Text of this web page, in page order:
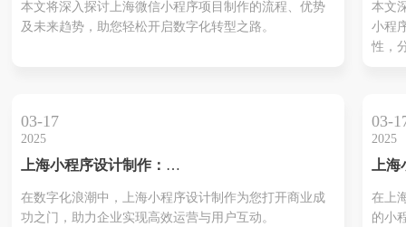
方案
本文将深入探讨上海微信小程序项目制作的流程、优势
及未来趋势，助您轻松开启数字化转型之路。
完美
本文
小程
性，
03-17
2025
上海小程序设计制作：
在数字化浪潮中，上海小程序设计制作为您打开商业成
功之门，助力企业实现高效运营与用户互动。
03-
2025
上海
品质
在上
的小